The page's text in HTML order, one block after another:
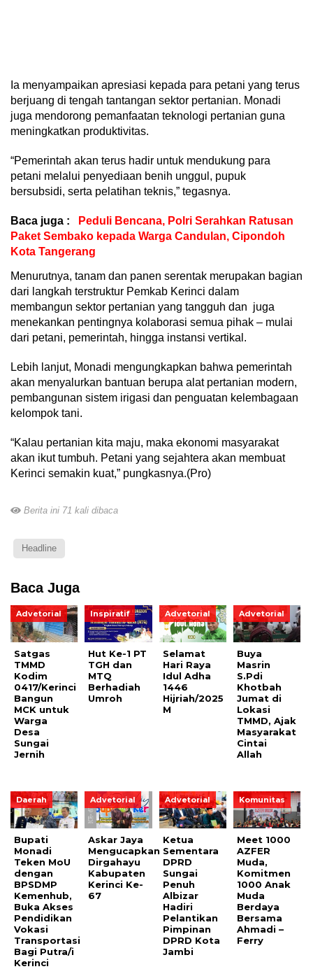
Ia menyampaikan apresiasi kepada para petani yang terus
berjuang di tengah tantangan sektor pertanian. Monadi
juga mendorong pemanfaatan teknologi pertanian guna
meningkatkan produktivitas.
“Pemerintah akan terus hadir untuk mendukung para
petani melalui penyediaan benih unggul, pupuk
bersubsidi, serta pelatihan teknis,” tegasnya.
Baca juga :
Peduli Bencana, Polri Serahkan Ratusan
Paket Sembako kepada Warga Candulan, Cipondoh
Kota Tangerang
Menurutnya, tanam dan panen serentak merupakan bagian
dari langkah terstruktur Pemkab Kerinci dalam
membangun sektor pertanian yang tangguh dan juga
menekankan pentingnya kolaborasi semua pihak – mulai
dari petani, pemerintah, hingga instansi vertikal.
Lebih lanjut, Monadi mengungkapkan bahwa pemerintah
akan menyalurkan bantuan berupa alat pertanian modern,
pembangunan sistem irigasi dan penguatan kelembagaan
kelompok tani.
“Kalau pertanian kita maju, maka ekonomi masyarakat
akan ikut tumbuh. Petani yang sejahtera akan membuat
Kerinci semakin kuat,” pungkasnya.(Pro)
Berita ini 71 kali dibaca
Headline
Baca Juga
Advetorial
Satgas
TMMD
Kodim
0417/Kerinci
Bangun
MCK untuk
Warga
Desa
Sungai
Jernih
Inspiratif
Hut Ke-1 PT
TGH dan
MTQ
Berhadiah
Umroh
Advetorial
Selamat
Hari Raya
Idul Adha
1446
Hijriah/2025
M
Advetorial
Buya
Masrin
S.Pdi
Khotbah
Jumat di
Lokasi
TMMD, Ajak
Masyarakat
Cintai
Allah
Daerah
Bupati
Monadi
Teken MoU
dengan
BPSDMP
Kemenhub,
Buka Akses
Pendidikan
Vokasi
Transportasi
Bagi Putra/i
Kerinci
Advetorial
Askar Jaya
Mengucapkan
Dirgahayu
Kabupaten
Kerinci Ke-
67
Advetorial
Ketua
Sementara
DPRD
Sungai
Penuh
Albizar
Hadiri
Pelantikan
Pimpinan
DPRD Kota
Jambi
Komunitas
Meet 1000
AZFER
Muda,
Komitmen
1000 Anak
Muda
Berdaya
Bersama
Ahmadi –
Ferry